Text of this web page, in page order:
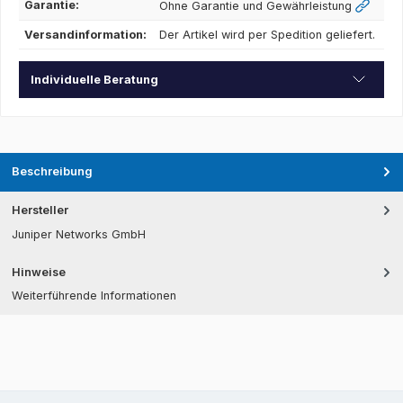
Garantie: Ohne Garantie und Gewährleistung
Versandinformation: Der Artikel wird per Spedition geliefert.
Individuelle Beratung
Beschreibung
Hersteller
Juniper Networks GmbH
Hinweise
Weiterführende Informationen